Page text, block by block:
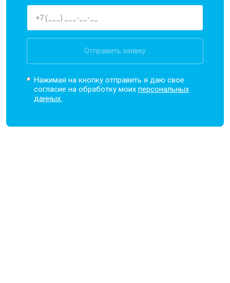
Отправить заявку
Нажимая на кнопку отправить я даю свое
согласие на обработку моихперсональных
данных.